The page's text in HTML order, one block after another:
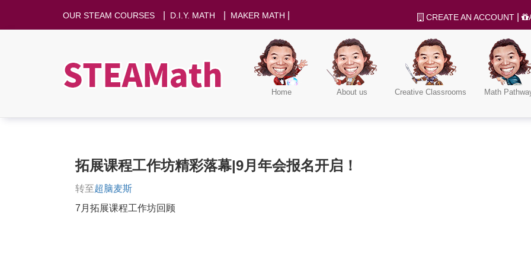
OUR STEAM COURSES D.I.Y. MATH MAKER MATH CREATE AN ACCOUNT
Home About us Creative Classrooms Math
拓展课程工作坊精彩落幕|9月年会报名开启！
转至超脑麦斯
7月拓展课程工作坊回顾